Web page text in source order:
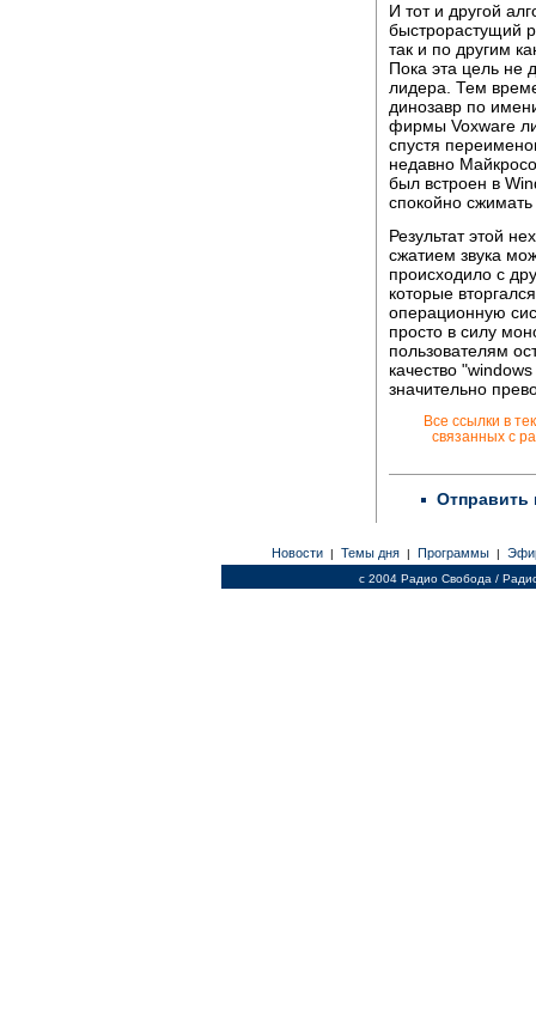
И тот и другой
быстрорастущий
так и по другим
Пока эта цель не
лидера. Тем
динозавр по
фирмы Voxware
спустя
недавно
был встроен в
спокойно
Результат этой
сжатием звука
происходило с
которые
операционную
просто в силу
пользователям
качество
значительно
Все ссылки в
связанных с
Отправить
Новости | Темы дня | Программы |
c 2004 Радио Свобода /